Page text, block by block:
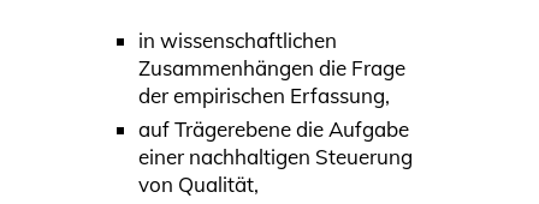
in wissenschaftlichen
Zusammenhängen die Frage
der empirischen Erfassung,
auf Trägerebene die Aufgabe
einer nachhaltigen Steuerung
von Qualität,